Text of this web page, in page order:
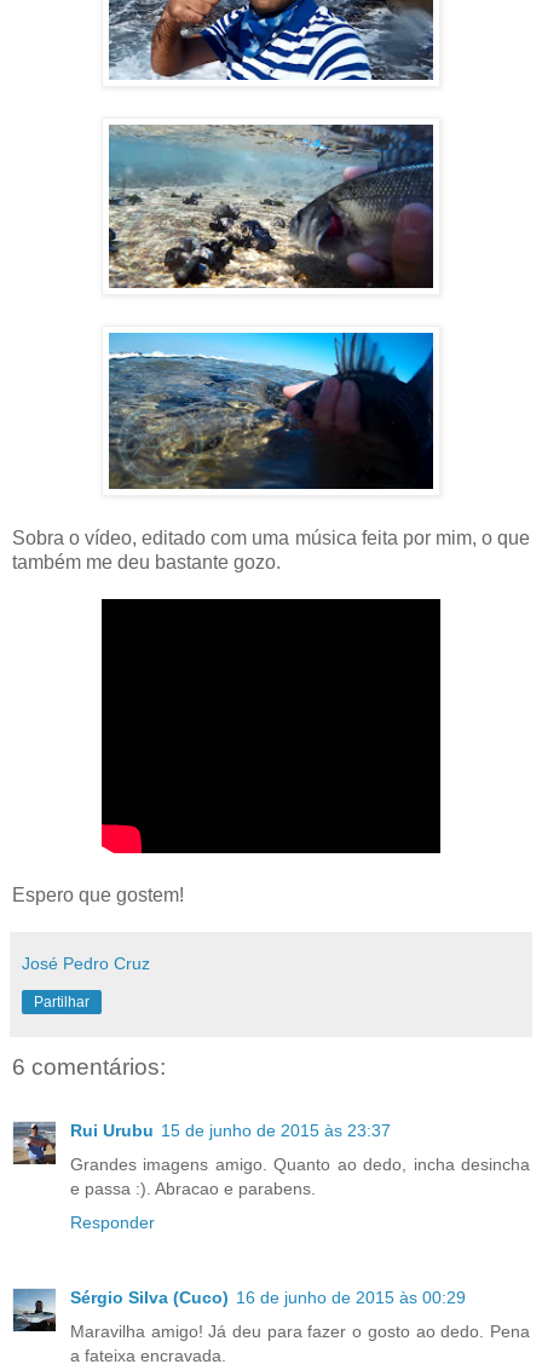
Sobra o vídeo, editado com uma música feita por mim, o que
também me deu bastante gozo.
Espero que gostem!
José Pedro Cruz
Partilhar
6 comentários:
Rui Urubu 15 de junho de 2015 às 23:37
Grandes imagens amigo. Quanto ao dedo, incha desincha
e passa :). Abracao e parabens.
Responder
Sérgio Silva (Cuco) 16 de junho de 2015 às 00:29
Maravilha amigo! Já deu para fazer o gosto ao dedo. Pena
a fateixa encravada.